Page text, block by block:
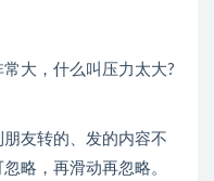
大，什么叫压力太大?
友转的、发的内容不
略，再滑动再忽略。